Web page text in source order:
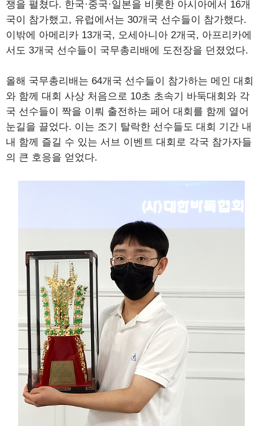
쟁을 펼쳤다. 한국·중국·일본을 비롯한 아시아에서 16개
국이 참가했고, 유럽에서는 30개국 선수들이 참가했다.
이밖에 아메리카 13개국, 오세아니아 2개국, 아프리카에
서도 3개국 선수들이 국무총리배에 도전장을 던졌었다.
올해 국무총리배는 64개국 선수들이 참가하는 메인 대회
와 함께 대회 사상 처음으로 10초 초속기 바둑대회와 각
국 선수들이 짝을 이뤄 출전하는 페어 대회를 함께 열어
눈길을 끌었다. 이는 조기 탈락한 선수들도 대회 기간 내
내 함께 즐길 수 있는 서브 이벤트 대회로 각국 참가자들
의 큰 호응을 얻었다.